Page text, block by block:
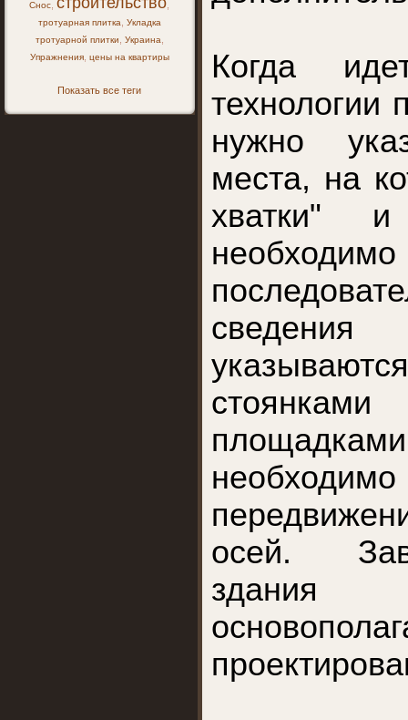
Снос ,
тротуарная плитка
Укладка
тротуарной плитки
Украина
Упражнения цены на квартиры
Показать все теги
Когда
технологии
нужно
места, на
хватки"
осей.